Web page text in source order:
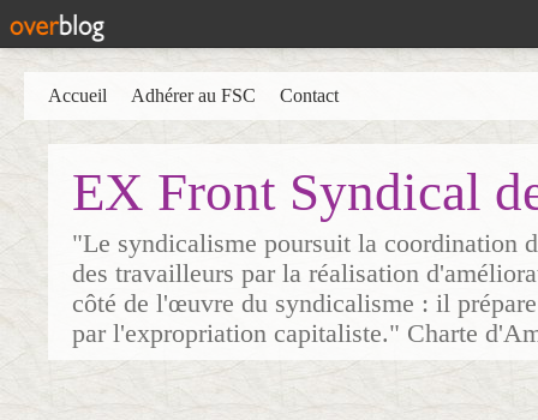
EX Front Syndical
"Le syndicalisme poursuit la coordination
des travailleurs par la réalisation
côté de l'œuvre du syndicalisme : il
par l'expropriation capitaliste." Charte
Accueil Adhérer au FSC Contact